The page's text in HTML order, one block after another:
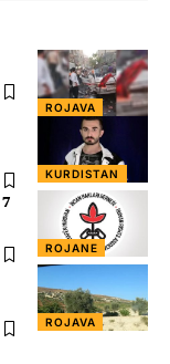
ROJAVA
KURDISTAN
ROJANE
ROJAVA